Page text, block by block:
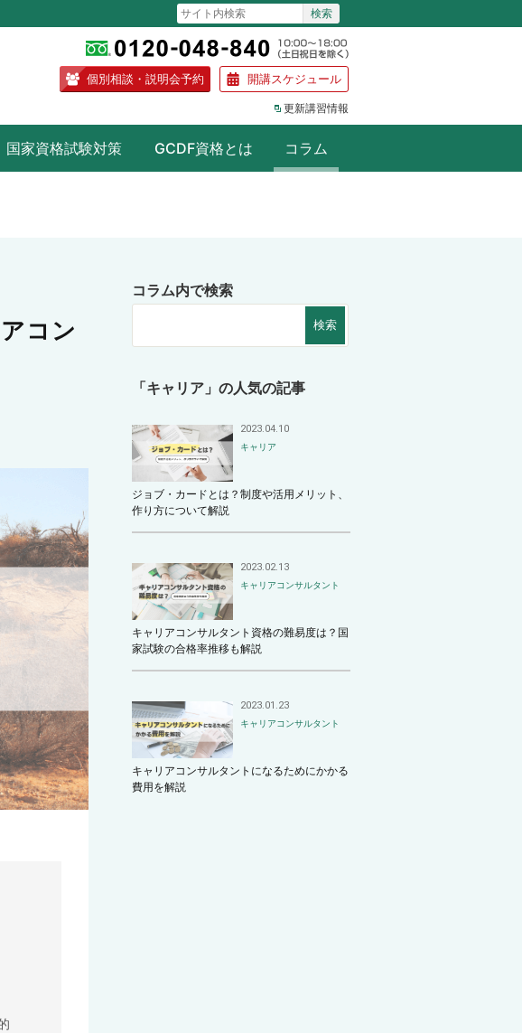
個別相談・説明会予約 開講スケジュール
更新講習情報
国家資格試験対策 GCDF資格とは コラム
コン
コラム内で検索
「キャリア」の人気の記事
2023.04.10
キャリア
ジョブ・カードとは？制度や活用メリット、
作り方について解説
2023.02.13
キャリアコンサルタント
キャリアコンサルタント資格の難易度は？国
家試験の合格率推移も解説
2023.01.23
キャリアコンサルタント
キャリアコンサルタントになるためにかかる
費用を解説